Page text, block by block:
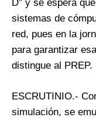
D” y se espera
sistemas de
red, pues en la
para garantizar
distingue al PREP.
ESCRUTINIO.-
simulación, se